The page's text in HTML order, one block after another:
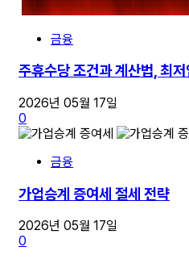
금융
주휴수당 조건과 계산법, 최저
2026년 05월 17일
0
금융
가업승계 증여세 절세 전략
2026년 05월 17일
0